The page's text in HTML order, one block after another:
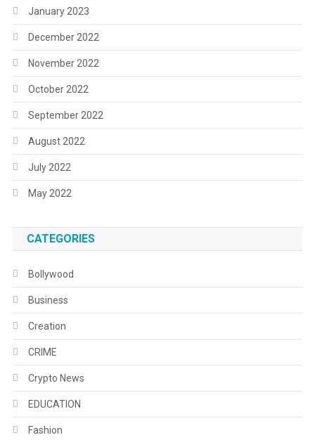
January 2023
December 2022
November 2022
October 2022
September 2022
August 2022
July 2022
May 2022
CATEGORIES
Bollywood
Business
Creation
CRIME
Crypto News
EDUCATION
Fashion